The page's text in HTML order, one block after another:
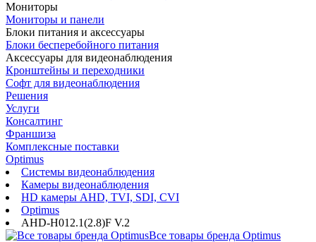
Мониторы
Мониторы и панели
Блоки питания и аксессуары
Блоки бесперебойного питания
Аксессуары для видеонаблюдения
Кронштейны и переходники
Софт для видеонаблюдения
Решения
Услуги
Консалтинг
Франшиза
Комплексные поставки
Optimus
Системы видеонаблюдения
Камеры видеонаблюдения
HD камеры AHD, TVI, SDI, CVI
Optimus
AHD-H012.1(2.8)F V.2
Все товары бренда Optimus